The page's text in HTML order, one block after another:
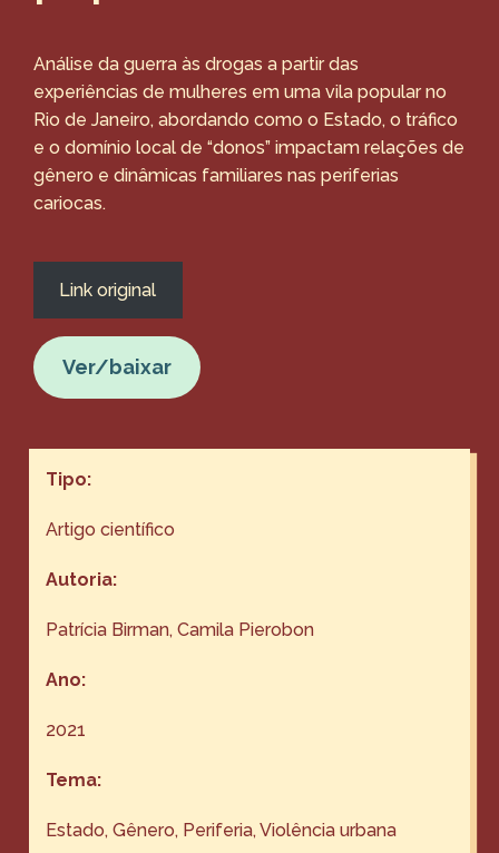
Análise da guerra às drogas a partir das
experiências de mulheres em uma vila popular no
Rio de Janeiro, abordando como o Estado, o tráfico
e o domínio local de “donos” impactam relações de
gênero e dinâmicas familiares nas periferias
cariocas.
Link original
Ver/baixar
Tipo:
Artigo científico
Autoria:
Patrícia Birman, Camila Pierobon
Ano:
2021
Tema:
Estado, Gênero, Periferia, Violência urbana